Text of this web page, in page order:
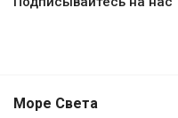
Море Света